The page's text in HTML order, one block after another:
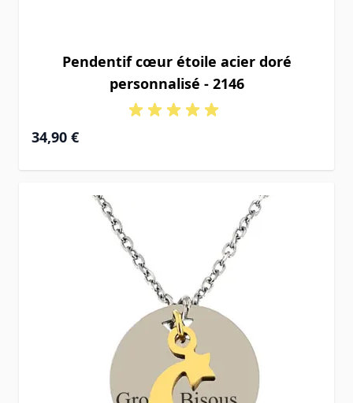
Pendentif cœur étoile acier doré
personnalisé - 2146
34,90 €